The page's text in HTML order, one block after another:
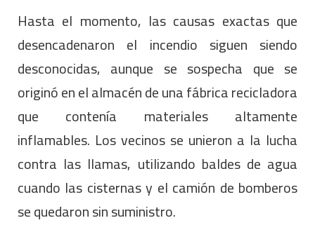
Hasta el momento, las causas exactas que
desencadenaron el incendio siguen siendo
desconocidas, aunque se sospecha que se
originó en el almacén de una fábrica recicladora
que contenía materiales altamente
inflamables. Los vecinos se unieron a la lucha
contra las llamas, utilizando baldes de agua
cuando las cisternas y el camión de bomberos
se quedaron sin suministro.